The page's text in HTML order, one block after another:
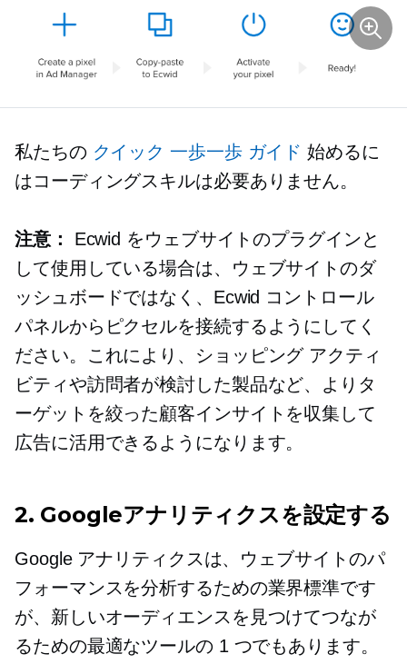
私たちの クイック 一歩一歩ガイド 始めるに
はコーディングスキルは必要ありません。
注意：
Ecwid をウェブサイトのプラグインと
して使用している場合は、ウェブサイトのダ
ッシュボードではなく、Ecwid コントロール
パネルからピクセルを接続するようにしてく
ださい。これにより、ショッピング アクティ
ビティや訪問者が検討した製品など、よりタ
ーゲットを絞った顧客インサイトを収集して
広告に活用できるようになります。
2. Googleアナリティクスを設定する
Google アナリティクスは、ウェブサイトのパ
フォーマンスを分析するための業界標準です
が、新しいオーディエンスを見つけてつなが
るための最適なツールの 1 つでもあります。